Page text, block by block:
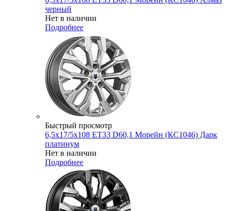
черный
Нет в наличии
Подробнее
Быстрый просмотр
6,5x17/5x108 ET33 D60,1 Морейн (КС1046) Дарк
платинум
Нет в наличии
Подробнее